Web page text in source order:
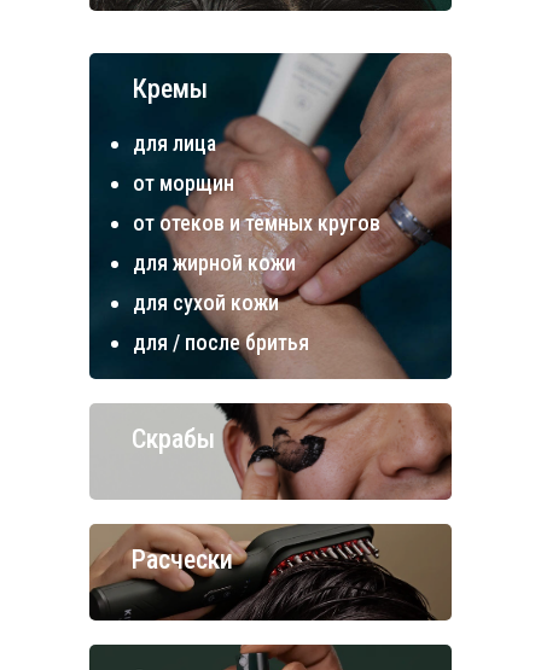
Кремы
Скрабы
Расчески
для лица
от морщин
от отеков и темных кругов
для жирной кожи
для сухой кожи
для / после бритья